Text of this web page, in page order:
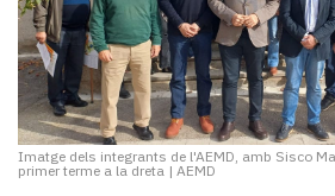
Imatge dels integrants de l'AEMD, amb Sisco
primer terme a la dreta | AEMD